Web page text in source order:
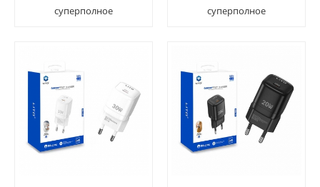
суперполное
защитой отверстия
динамика
суперполное